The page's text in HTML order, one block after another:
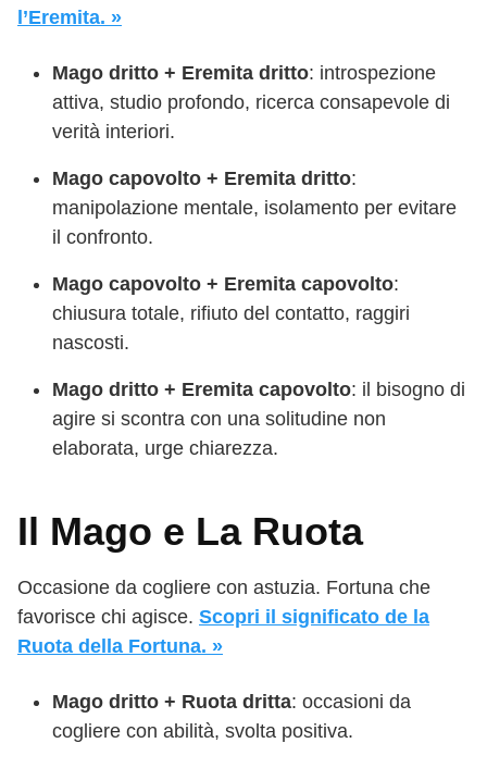
l’Eremita. »
Mago dritto + Eremita dritto: introspezione
attiva, studio profondo, ricerca consapevole di
verità interiori.
Mago capovolto + Eremita dritto:
manipolazione mentale, isolamento per evitare
il confronto.
Mago capovolto + Eremita capovolto:
chiusura totale, rifiuto del contatto, raggiri
nascosti.
Mago dritto + Eremita capovolto: il bisogno di
agire si scontra con una solitudine non
elaborata, urge chiarezza.
Il Mago e La Ruota
Occasione da cogliere con astuzia. Fortuna che
favorisce chi agisce. Scopri il significato de la
Ruota della Fortuna. »
Mago dritto + Ruota dritta: occasioni da
cogliere con abilità, svolta positiva.